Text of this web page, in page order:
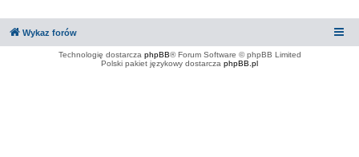
Wykaz forów
Technologię dostarcza phpBB® Forum Software © phpBB Limited
Polski pakiet językowy dostarcza phpBB.pl